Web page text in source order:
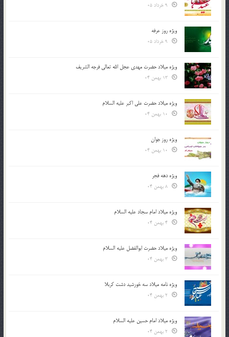
ویژه روز عرفه
ویژه میلاد حضرت مهدی عجل الله تعالی فرجه الشريف
ویژه میلاد حضرت علی اکبر علیه السلام
ویژه روز جوان
ویژه دهه فجر
ویژه میلاد امام سجاد علیه السلام
ویژه میلاد حضرت ابوالفضل علیه السلام
ویژه نامه میلاد سه خورشید دشت کربلا
ویژه میلاد امام حسین علیه السلام